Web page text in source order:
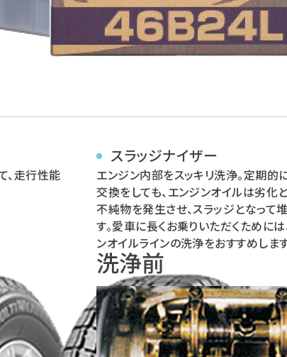
、走行性能
スラッジナイザー
エンジン内部をスッキリ洗浄。定期的
交換をしても、エンジンオイルは劣化
不純物を発生させ、スラッジとなって
す。愛車に長くお乗りいただくためには
ンオイルラインの洗浄をおすすめします